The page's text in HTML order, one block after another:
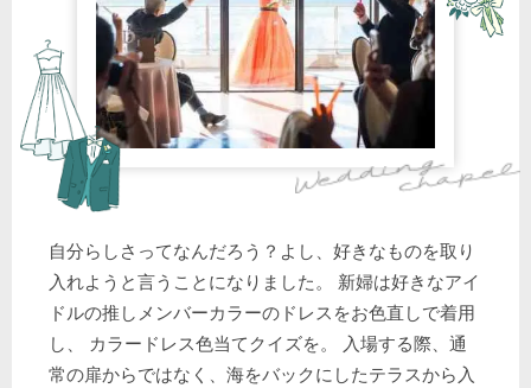
自分らしさってなんだろう？よし、好きなものを取り
入れようと言うことになりました。 新婦は好きなアイ
ドルの推しメンバーカラーのドレスをお色直しで着用
し、 カラードレス色当てクイズを。 入場する際、通
常の扉からではなく、海をバックにしたテラスから入